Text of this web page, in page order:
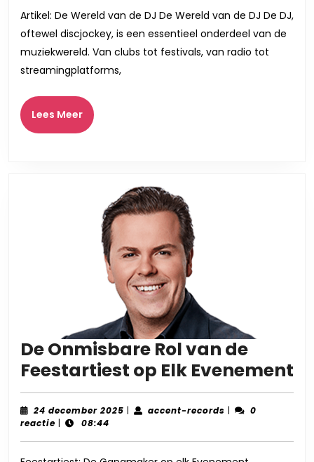
de
DJ:
Muziek,
Artikel: De Wereld van de DJ De Wereld van de DJ De DJ,
oftewel discjockey, is een essentieel onderdeel van de
muziekwereld. Van clubs tot festivals, van radio tot
streamingplatforms,
Lees MeerLees
Meer
De Onmisbare Rol van de
Feestartiest op Elk Evenement
24 december 2025 24
| accent-records accent-
|
0
reactie | 08:44